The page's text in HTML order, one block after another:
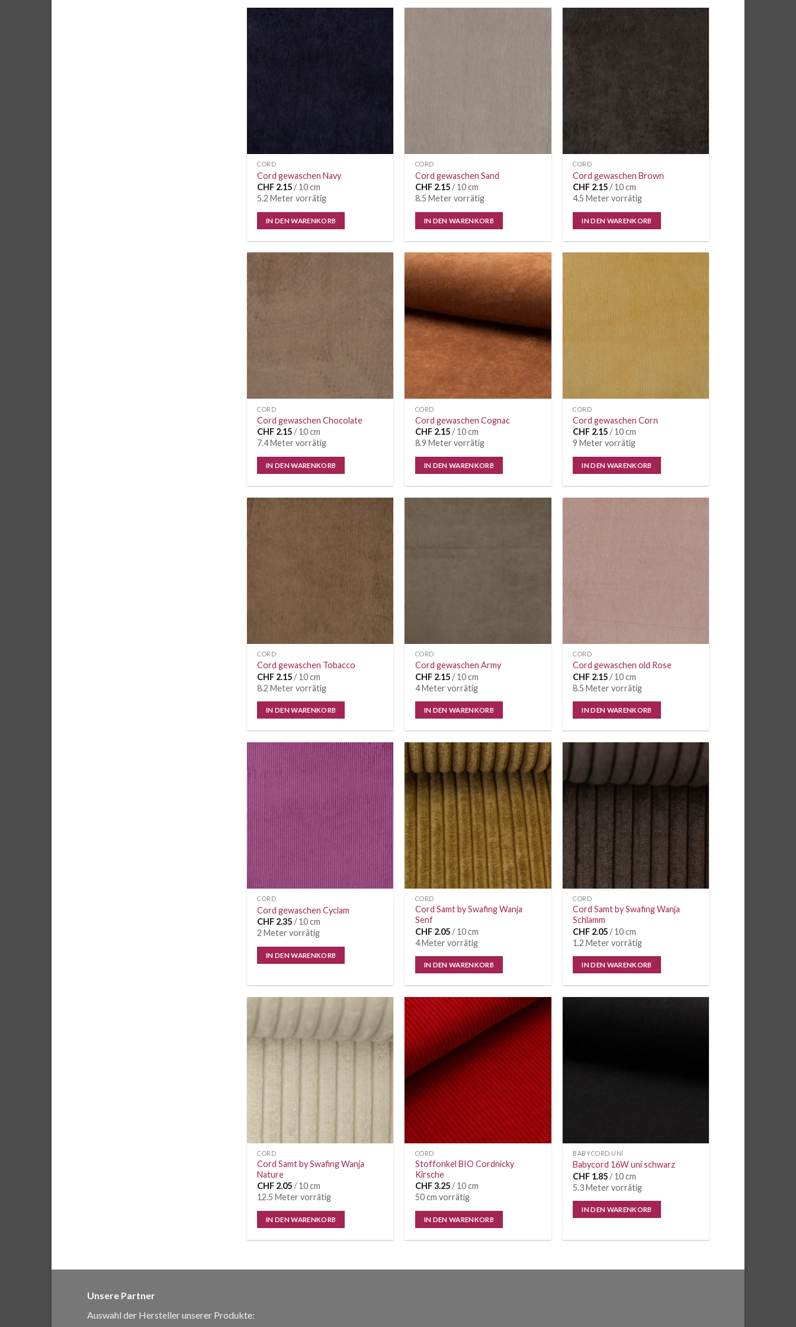
CORD
Cord gewaschen Navy
CHF 2.15/ 10 cm
5.2 Meter vorrätig
IN DEN WARENKORB
CORD
Cord gewaschen Sand
CHF2.15/ 10 cm
8.5 Meter vorrätig
IN DEN WARENKORB
CORD
Cord gewaschen Brown
CHF 2.15/ 10 cm
4.5 Meter vorrätig
IN DEN WARENKORB
CORD
Cord gewaschen Chocolate
CHF 2.15/ 10 cm
7.4 Meter vorrätig
IN DEN WARENKORB
CORD
Cord gewaschen Cognac
CHF2.15/ 10 cm
8.9 Meter vorrätig
IN DEN WARENKORB
CORD
Cord gewaschen Corn
CHF 2.15/ 10 cm
9 Meter vorrätig
IN DEN WARENKORB
CORD
Cord gewaschen Tobacco
CHF 2.15/ 10 cm
8.2 Meter vorrätig
IN DEN WARENKORB
CORD
Cord gewaschen Army
CHF2.15/ 10 cm
4 Meter vorrätig
IN DEN WARENKORB
CORD
Cord gewaschen old Rose
CHF 2.15/ 10 cm
8.5 Meter vorrätig
IN DEN WARENKORB
CORD
Cord gewaschen Cyclam
CHF 2.35/ 10 cm
2 Meter vorrätig
IN DEN WARENKORB
CORD
Cord Samt by Swafing Wanja
Senf
CHF2.05/ 10 cm
4 Meter vorrätig
IN DEN WARENKORB
CORD
Cord Samt by Swafing Wanja
Schlamm
CHF 2.05/ 10 cm
1.2 Meter vorrätig
IN DEN WARENKORB
CORD
Cord Samt by Swafing Wanja
Nature
CHF 2.05/ 10 cm
12.5 Meter vorrätig
IN DEN WARENKORB
CORD
Stoffonkel BIO Cordnicky
Kirsche
CHF3.25/ 10 cm
50 cm vorrätig
IN DEN WARENKORB
BABYCORD UNI
Babycord 16W uni schwarz
CHF 1.85/ 10 cm
5.3 Meter vorrätig
IN DEN WARENKORB
Unsere Partner
Auswahl der Hersteller unserer Produkte: